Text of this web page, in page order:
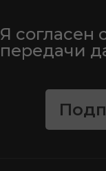
Я согласен
передачи